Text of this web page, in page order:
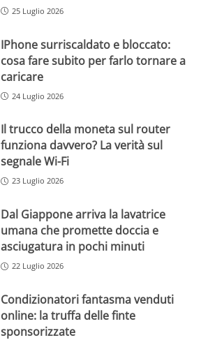
25 Luglio 2026
IPhone surriscaldato e bloccato:
cosa fare subito per farlo tornare a
caricare
24 Luglio 2026
Il trucco della moneta sul router
funziona davvero? La verità sul
segnale Wi-Fi
23 Luglio 2026
Dal Giappone arriva la lavatrice
umana che promette doccia e
asciugatura in pochi minuti
22 Luglio 2026
Condizionatori fantasma venduti
online: la truffa delle finte
sponsorizzate